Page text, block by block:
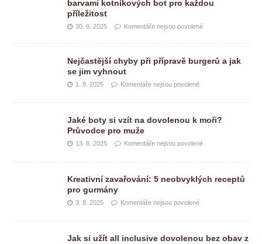
barvami kotníkových bot pro každou
příležitost
30. 9. 2025 Komentáře nejsou povolené
Nejčastější chyby při přípravě burgerů a jak
se jim vyhnout
1. 9. 2025 Komentáře nejsou povolené
Jaké boty si vzít na dovolenou k moři?
Průvodce pro muže
13. 8. 2025 Komentáře nejsou povolené
Kreativní zavařování: 5 neobvyklých receptů
pro gurmány
3. 8. 2025 Komentáře nejsou povolené
Jak si užít all inclusive dovolenou bez obav z